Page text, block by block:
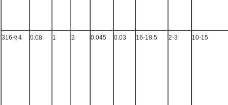
316-ए 4 0.08 1 2 0.045 0.03 16-18.5 2-3 10-15